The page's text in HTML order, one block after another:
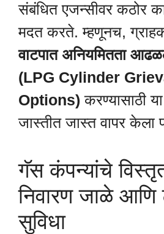
संबंधित एजन्सीवर कठोर
मदत करते. म्हणूनच,
वाटपात अनियमितता
(LPG Cylinder
Options) करण्यासाठी
जास्तीत जास्त वापर केला
गॅस कंपन्यांचे
निवारण जाळे आणि
सुविधा